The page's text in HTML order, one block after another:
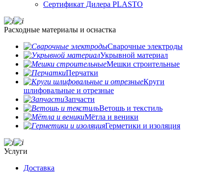
Сертификат Дилера PLASTO
Расходные материалы и оснастка
Сварочные электроды
Укрывной материал
Мешки строительные
Перчатки
Круги
шлифовальные и отрезные
Запчасти
Ветошь и текстиль
Мётла и веники
Герметики и изоляция
Услуги
Доставка